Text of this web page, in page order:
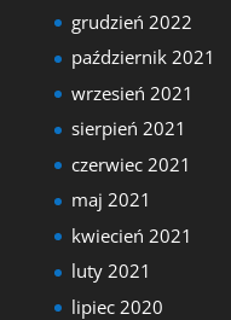
grudzień 2022
październik 2021
wrzesień 2021
sierpień 2021
czerwiec 2021
maj 2021
kwiecień 2021
luty 2021
lipiec 2020